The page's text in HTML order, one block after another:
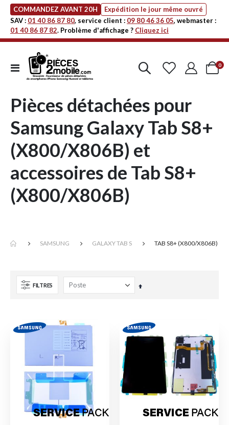
COMMANDEZ AVANT 20H
Expédition le jour même ouvré
SAV : 01 40 86 87 80, service client : 09 80 46 36 05, webmaster :
01 40 86 87 82. Problème d'affichage ? Cliquez ici
Affichage
navigation
Cart
0
Pièces détachées pour
Samsung Galaxy Tab S8+
(X800/X806B) et
accessoires de Tab S8+
(X800/X806B)
SAMSUNG GALAXY TAB S TAB S8+ (X800/X806B)
FILTRES
Par